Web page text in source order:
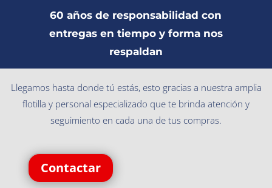
60 años de responsabilidad con
entregas en tiempo y forma nos
respaldan
Llegamos hasta donde tú estás, esto gracias a nuestra amplia
flotilla y personal especializado que te brinda atención y
seguimiento en cada una de tus compras.
Contactar